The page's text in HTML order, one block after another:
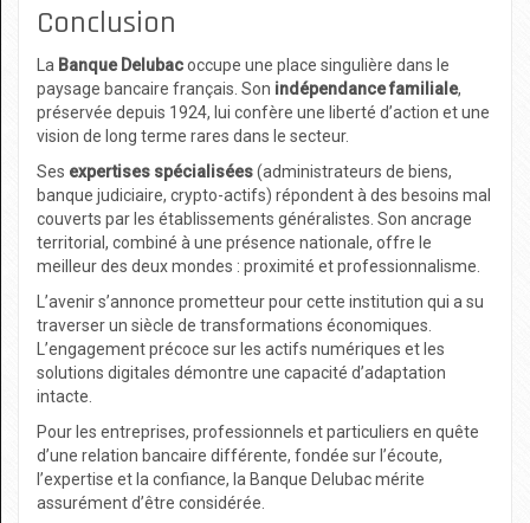
Conclusion
La Banque Delubacoccupe une place singulière dans le
paysage bancaire français. Son indépendance familiale,
préservée depuis 1924, lui confère une liberté d’action et une
vision de long terme rares dans le secteur.
Ses expertises spécialisées(administrateurs de biens,
banque judiciaire, crypto-actifs) répondent à des besoins mal
couverts par les établissements généralistes. Son ancrage
territorial, combiné à une présence nationale, offre le
meilleur des deux mondes : proximité et professionnalisme.
L’avenir s’annonce prometteur pour cette institution qui a su
traverser un siècle de transformations économiques.
L’engagement précoce sur les actifs numériques et les
solutions digitales démontre une capacité d’adaptation
intacte.
Pour les entreprises, professionnels et particuliers en quête
d’une relation bancaire différente, fondée sur l’écoute,
l’expertise et la confiance, la Banque Delubac mérite
assurément d’être considérée.